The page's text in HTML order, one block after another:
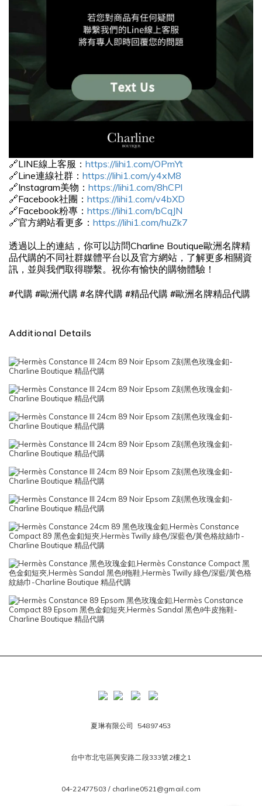
🔗LINE線上客服： https://lihi1.com/OPmYt
🔗Line連線社群： https://lihi1.com/y4xM8
🔗Instagram美物： https://lihi1.com/8hCPl
🔗Facebook社團： https://lihi1.com/v4bXD
🔗Facebook粉專： https://lihi1.com/bCqJN
🔗官方網站看更多： https://lihi1.com/huZk7
透過以上的連結，你可以訪問Charline Boutique歐洲名牌精
品代購的不同社群媒體平台以及官方網站，了解更多相關資
訊，並與我們取得聯繫。祝你有愉快的購物體驗！
#代購 #歐洲代購 #名牌代購 #精品代購 #歐洲名牌精品代購
Additional Details
夏琳有限公司 54897453
台中市北屯區興安路二段333號2樓之1
04-22477503 / charline0521@gmail.com